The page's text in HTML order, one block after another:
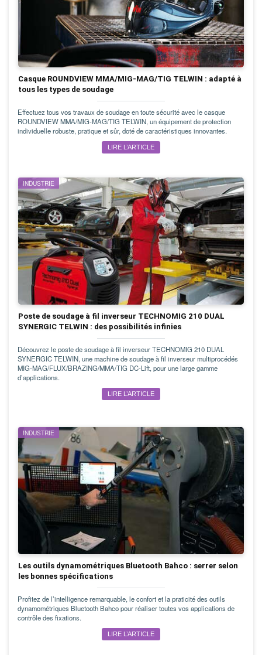
Casque ROUNDVIEW MMA/MIG-MAG/TIG TELWIN : adapté à
tous les types de soudage
Effectuez tous vos travaux de soudage en toute sécurité avec le casque
ROUNDVIEW MMA/MIG-MAG/TIG TELWIN, un équipement de protection
individuelle robuste, pratique et sûr, doté de caractéristiques innovantes.
LIRE L’ARTICLE
INDUSTRIE
Poste de soudage à fil inverseur TECHNOMIG 210 DUAL
SYNERGIC TELWIN : des possibilités infinies
Découvrez le poste de soudage à fil inverseur TECHNOMIG 210 DUAL
SYNERGIC TELWIN, une machine de soudage à fil inverseur multiprocédés
MIG-MAG/FLUX/BRAZING/MMA/TIG DC-Lift, pour une large gamme
d’applications.
LIRE L’ARTICLE
INDUSTRIE
Les outils dynamométriques Bluetooth Bahco : serrer selon
les bonnes spécifications
Profitez de l’intelligence remarquable, le confort et la praticité des outils
dynamométriques Bluetooth Bahco pour réaliser toutes vos applications de
contrôle des fixations.
LIRE L’ARTICLE